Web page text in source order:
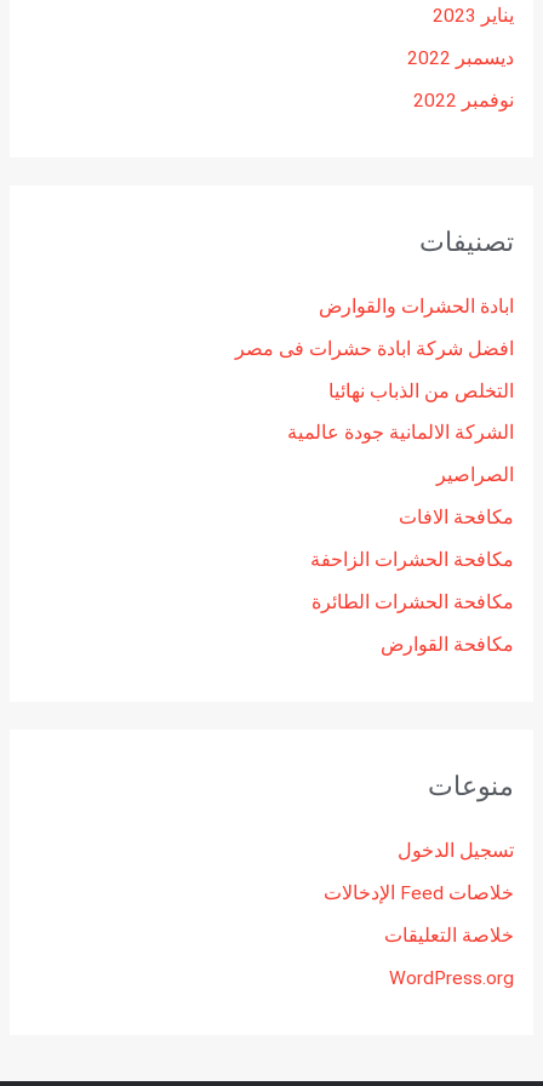
يناير 2023
ديسمبر 2022
نوفمبر 2022
تصنيفات
ابادة الحشرات والقوارض
افضل شركة ابادة حشرات فى مصر
التخلص من الذباب نهائيا
الشركة الالمانية جودة عالمية
الصراصير
مكافحة الافات
مكافحة الحشرات الزاحفة
مكافحة الحشرات الطائرة
مكافحة القوارض
منوعات
تسجيل الدخول
خلاصات Feed الإدخالات
خلاصة التعليقات
WordPress.org